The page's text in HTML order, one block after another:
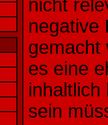
nicht
negative
gemacht
es eine
inhaltlich
sein